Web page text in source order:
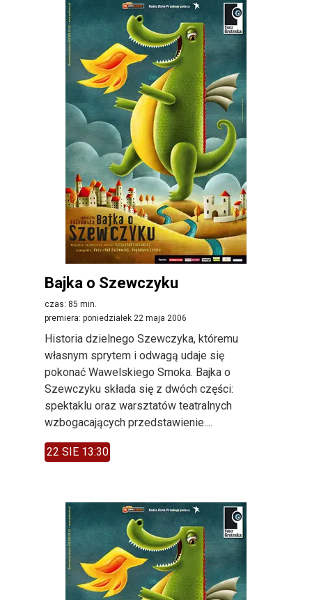
Bajka o Szewczyku
czas: 85 min.
premiera: poniedziałek 22 maja 2006
Historia dzielnego Szewczyka, któremu
własnym sprytem i odwagą udaje się
pokonać Wawelskiego Smoka. Bajka o
Szewczyku składa się z dwóch części:
spektaklu oraz warsztatów teatralnych
wzbogacających przedstawienie....
22 SIE 13:30